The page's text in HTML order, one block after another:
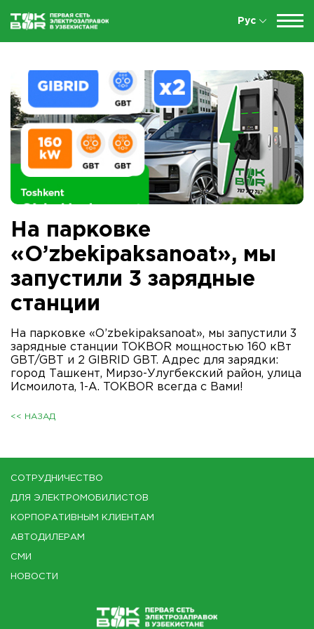
Рус
На парковке
«O’zbekipaksanoat», мы
запустили 3 зарядные
станции
На парковке «O’zbekipaksanoat», мы запустили 3
зарядные станции TOKBOR мощностью 160 кВт
GBT/GBT и 2 GIBRID GBT. Адрес для зарядки:
город Ташкент, Мирзо-Улугбекский район, улица
Исмоилота, 1-А. TOKBOR всегда с Вами!
<< НАЗАД
СОТРУДНИЧЕСТВО
ДЛЯ ЭЛЕКТРОМОБИЛИСТОВ
КОРПОРАТИВНЫМ КЛИЕНТАМ
АВТОДИЛЕРАМ
СМИ
НОВОСТИ